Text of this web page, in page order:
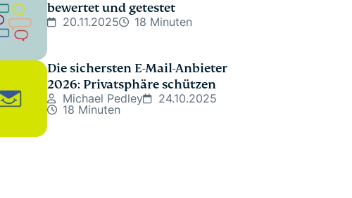
bewertet und getestet
20.11.2025 18 Minuten
Die sichersten E-Mail-Anbieter
2026: Privatsphäre schützen
Michael Pedley
24.10.2025
18 Minuten